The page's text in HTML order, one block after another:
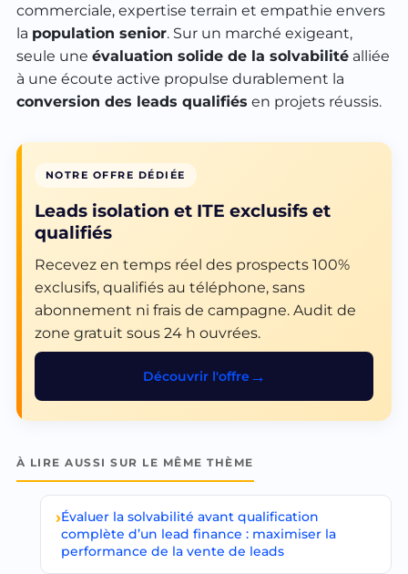
commerciale, expertise terrain et empathie envers
la population senior. Sur un marché exigeant,
seule une évaluation solide de la solvabilitéalliée
à une écoute active propulse durablement la
conversion des leads qualifiés en projets réussis.
NOTRE OFFRE DÉDIÉE
Leads isolation et ITE exclusifs et
qualifiés
Recevez en temps réel des prospects 100%
exclusifs, qualifiés au téléphone, sans
abonnement ni frais de campagne. Audit de
zone gratuit sous 24 h ouvrées.
Découvrir l'offre
À LIRE AUSSI SUR LE MÊME THÈME
Évaluer la solvabilité avant qualification
complète d’un lead finance : maximiser la
performance de la vente de leads